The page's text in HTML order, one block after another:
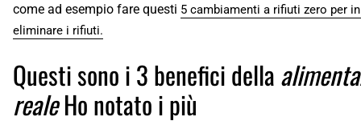
come ad esempio fare questi 5 cambiamenti a rifiuti zero per
eliminare i rifiuti.
Questi sono i 3 benefici della
realeHo notato i più